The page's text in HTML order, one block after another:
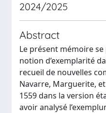
2024/2025
Abstract
Le présent mémoire
notion d’exemplarité
recueil de nouvelles
Navarre, Marguerite,
1559 dans la version
avoir analysé